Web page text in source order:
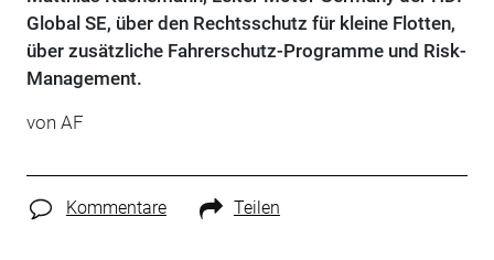
Global SE, über den Rechtsschutz für kleine Flotten,
über zusätzliche Fahrerschutz-Programme und Risk-
Management.
von AF
Kommentare Teilen